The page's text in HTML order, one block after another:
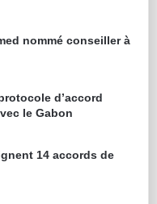
nommé conseiller à
d’accord
le Gabon
14 accords de